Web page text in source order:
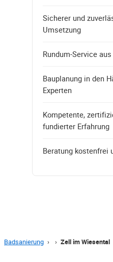
Sicherer und
Umsetzung
Rundum-Service
Bauplanung in den
Experten
Kompetente,
fundierter Erfahrung
Beratung kostenfrei
Badsanierung › › Zell im Wiesental